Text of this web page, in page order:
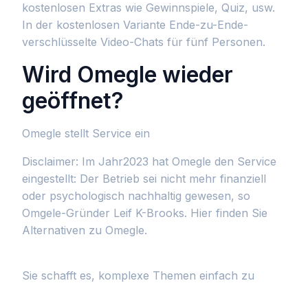
kostenlosen Extras wie Gewinnspiele, Quiz, usw.
In der kostenlosen Variante Ende-zu-Ende-
verschlüsselte Video-Chats für fünf Personen.
Wird Omegle wieder
geöffnet?
Omegle stellt Service ein
Disclaimer: Im Jahr2023 hat Omegle den Service
eingestellt: Der Betrieb sei nicht mehr finanziell
oder psychologisch nachhaltig gewesen, so
Omgele-Gründer Leif K-Brooks. Hier finden Sie
Alternativen zu Omegle.
Sie schafft es, komplexe Themen einfach zu